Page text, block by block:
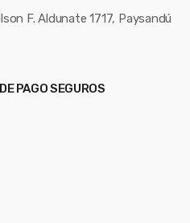
F. Aldunate 1717, Paysandú
PAGO SEGUROS